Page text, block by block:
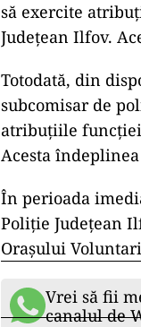
să exercite
Județean Ilfov.
Totodată, din
subcomisar de
atribuțiile funcției
Acesta
În perioada
Poliție Județean
Orașului
Vrei să fii
canalul de